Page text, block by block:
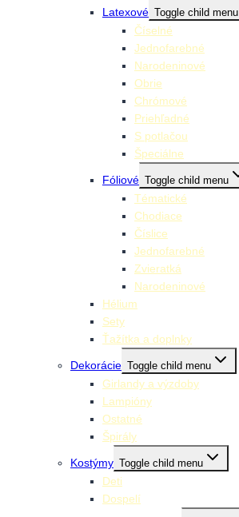
Latexové Toggle child menu
Číselné
Jednofarebné
Narodeninové
Obrie
Chrómové
Priehľadné
S potlačou
Špeciálne
Fóliové Toggle child menu
Tématické
Chodiace
Číslice
Jednofarebné
Zvieratká
Narodeninové
Hélium
Sety
Ťažítka a doplnky
Dekorácie Toggle child menu
Girlandy a výzdoby
Lampióny
Ostatné
Špirály
Kostýmy Toggle child menu
Deti
Dospelí